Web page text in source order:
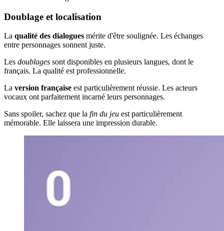
Doublage et localisation
La qualité des dialogues mérite d'être soulignée. Les échanges
entre personnages sonnent juste.
Les doublages sont disponibles en plusieurs langues, dont le
français. La qualité est professionnelle.
La version française est particulièrement réussie. Les acteurs
vocaux ont parfaitement incarné leurs personnages.
Sans spoiler, sachez que la fin du jeu est particulièrement
mémorable. Elle laissera une impression durable.